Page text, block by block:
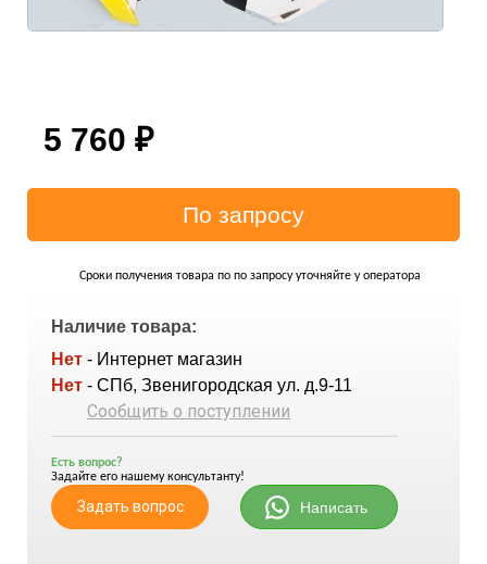
5 760 ₽
Сроки получения товара по по запросу уточняйте у оператора
Наличие товара:
Нет - Интернет магазин
Нет - СПб, Звенигородская ул. д.9-11
Сообщить о поступлении
Есть вопрос?
Задайте его нашему консультанту!
Задать вопрос Написать